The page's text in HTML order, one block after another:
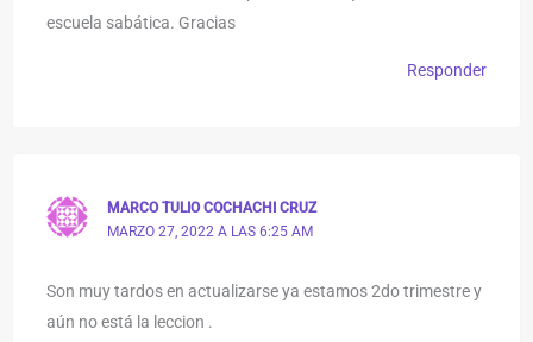
escuela sabática. Gracias
Responder
MARCO TULIO COCHACHI CRUZ
MARZO 27, 2022 A LAS 6:25 AM
Son muy tardos en actualizarse ya estamos 2do trimestre y
aún no está la leccion .